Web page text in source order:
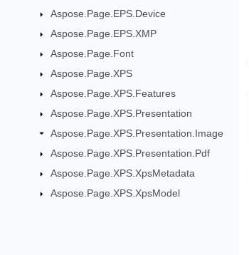
Aspose.Page.EPS.Device
Aspose.Page.EPS.XMP
Aspose.Page.Font
Aspose.Page.XPS
Aspose.Page.XPS.Features
Aspose.Page.XPS.Presentation
Aspose.Page.XPS.Presentation.Image
Aspose.Page.XPS.Presentation.Pdf
Aspose.Page.XPS.XpsMetadata
Aspose.Page.XPS.XpsModel